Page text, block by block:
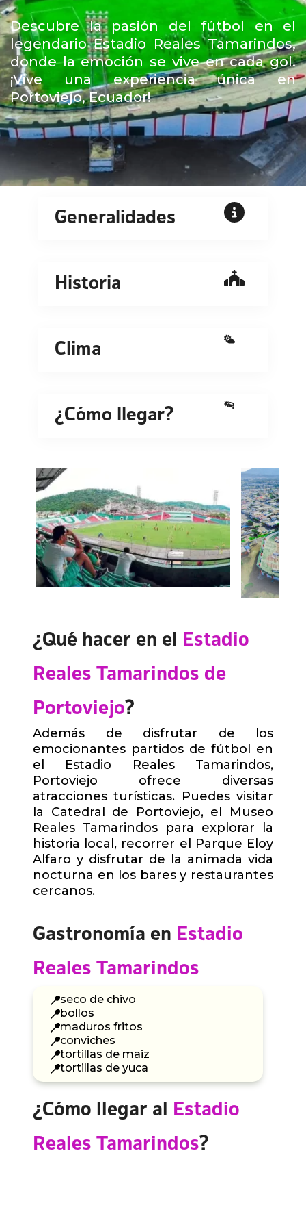
Descubre la pasión del fútbol en el
legendario Estadio Reales Tamarindos,
donde la emoción se vive en cada gol.
¡Vive una experiencia única en
Portoviejo, Ecuador!
Generalidades
Historia
Clima
¿Cómo llegar?
¿Qué hacer en el
Estadio
Reales Tamarindos de
Portoviejo?
Además de disfrutar de los
emocionantes partidos de fútbol en
el Estadio Reales Tamarindos,
Portoviejo ofrece diversas
atracciones turísticas. Puedes visitar
la Catedral de Portoviejo, el Museo
Reales Tamarindos para explorar la
historia local, recorrer el Parque Eloy
Alfaro y disfrutar de la animada vida
nocturna en los bares y restaurantes
cercanos.
Gastronomía en Estadio
Reales Tamarindos
seco de chivo
bollos
maduros fritos
conviches
tortillas de maiz
tortillas de yuca
¿Cómo llegar al
Estadio
Reales Tamarindos?